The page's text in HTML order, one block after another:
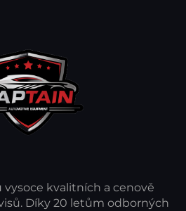
vysoce kvalitních a cenově
Díky 20 letům odborných